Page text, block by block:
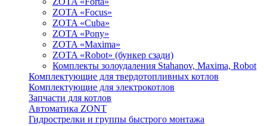
ZOTA «Focus»
ZOTA «Cuba»
ZOTA «Pony»
ZOTA «Maxima»
ZOTA «Robot» (бункер сзади)
Комплекты золоудаления Stahanov, Maxima, Robot
Комплектующие для твердотопливных котлов
Комплектующие для электрокотлов
Запчасти для котлов
Автоматика ZONT
Гидрострелки и группы быстрого монтажа